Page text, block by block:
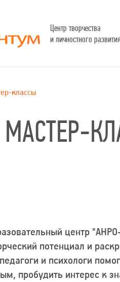
Центр творчества
и личностного развития
классы
центр
потенциал и
и психологи
пробудить интерес к